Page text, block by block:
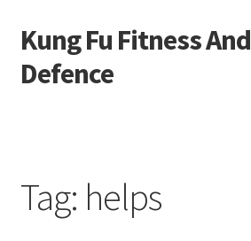
Skip
to
navigation
Skip
to
content
Kung Fu Fitness And
Defence
Contact us
Tag: helps